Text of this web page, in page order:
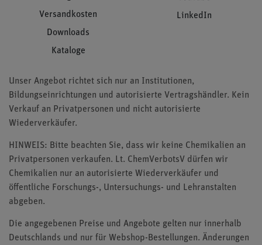
Versandkosten
Downloads
Kataloge
LinkedIn
Unser Angebot richtet sich nur an Institutionen,
Bildungseinrichtungen und autorisierte Vertragshändler. Kein
Verkauf an Privatpersonen und nicht autorisierte
Wiederverkäufer.
HINWEIS: Bitte beachten Sie, dass wir keine Chemikalien an
Privatpersonen verkaufen. Lt. ChemVerbotsV dürfen wir
Chemikalien nur an autorisierte Wiederverkäufer und
öffentliche Forschungs-, Untersuchungs- und Lehranstalten
abgeben.
Die angegebenen Preise und Angebote gelten nur innerhalb
Deutschlands und nur für Webshop-Bestellungen. Änderungen